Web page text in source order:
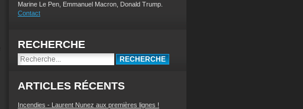
Marine Le Pen, Emmanuel Macron, Donald Trump.
Contact
RECHERCHE
ARTICLES RÉCENTS
Incendies - Laurent Nunez aux premières lignes !